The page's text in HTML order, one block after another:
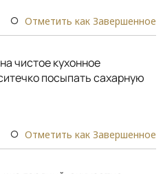
Отметить как Завершенное
чистое кухонное
посыпать сахарную
Отметить как Завершенное